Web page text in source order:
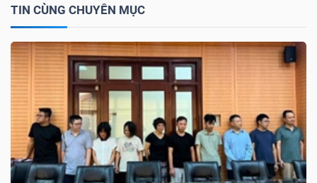
TIN CÙNG CHUYÊN MỤC
Thuật
(-)
Dịch
vụ
(-)